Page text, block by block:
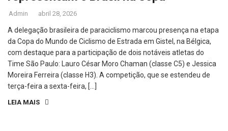
Admin abril 28, 2026
A delegação brasileira de paraciclismo marcou presença na etapa
da Copa do Mundo de Ciclismo de Estrada em Gistel, na Bélgica,
com destaque para a participação de dois notáveis atletas do
Time São Paulo: Lauro César Moro Chaman (classe C5) e Jessica
Moreira Ferreira (classe H3). A competição, que se estendeu de
terça-feira a sexta-feira, […]
LEIA MAIS